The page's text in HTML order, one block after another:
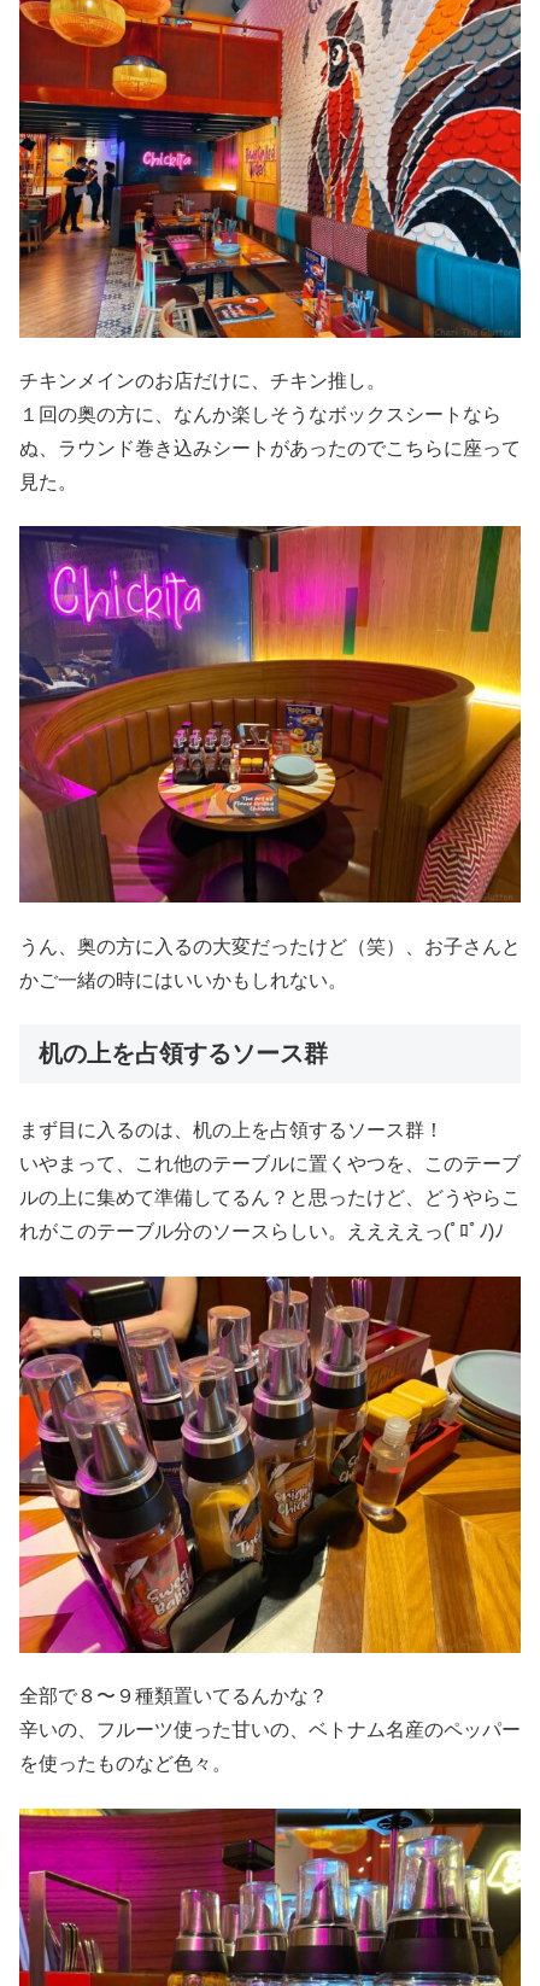
チキンメインのお店だけに、チキン推し。
１回の奥の方に、なんか楽しそうなボックスシートなら
ぬ、ラウンド巻き込みシートがあったのでこちらに座って
見た。
うん、奥の方に入るの大変だったけど（笑）、お子さんと
かご一緒の時にはいいかもしれない。
机の上を占領するソース群
まず目に入るのは、机の上を占領するソース群！
いやまって、これ他のテーブルに置くやつを、このテーブ
ルの上に集めて準備してるん？と思ったけど、どうやらこ
れがこのテーブル分のソースらしい。ええええっ(ﾟﾛﾟﾉ)ﾉ
全部で８〜９種類置いてるんかな？
辛いの、フルーツ使った甘いの、ベトナム名産のペッパー
を使ったものなど色々。